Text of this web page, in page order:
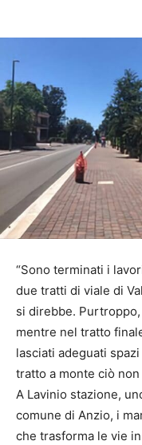
“Sono terminati i
due tratti di viale di
si direbbe.
mentre nel tratto
lasciati adeguati
tratto a monte ciò
A Lavinio stazione,
comune di Anzio, i
che trasforma le vie